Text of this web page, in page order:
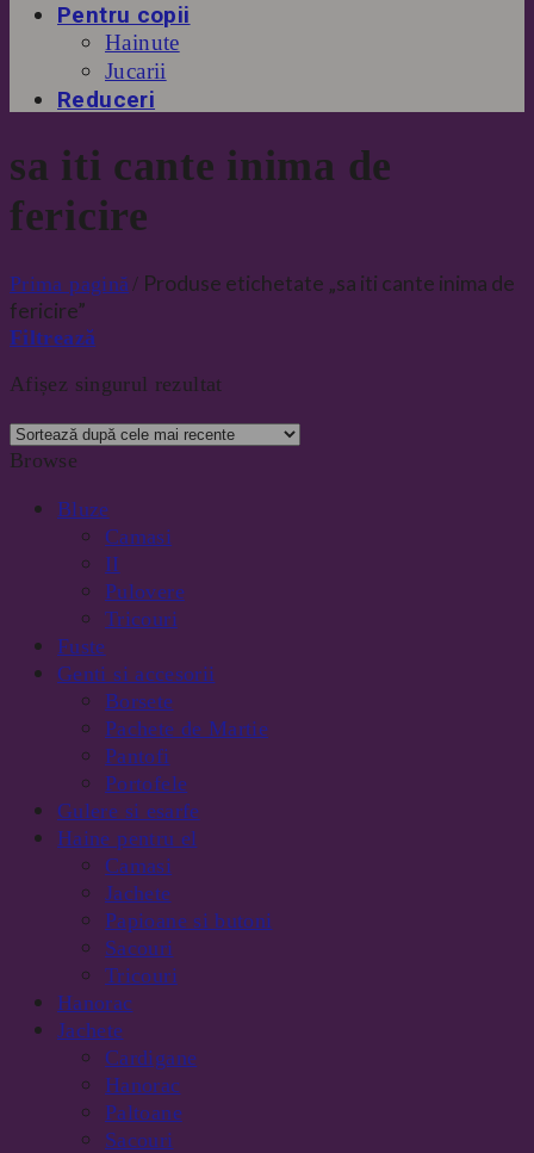
Pentru copii
Hainute
Jucarii
Reduceri
sa iti cante inima de
fericire
Prima pagină/ Produse etichetate „sa iti cante inima de
fericire”
Filtrează
Afișez singurul rezultat
Browse
Bluze
Camasi
II
Pulovere
Tricouri
Fuste
Genti si accesorii
Borsete
Pachete de Martie
Pantofi
Portofele
Gulere si esarfe
Haine pentru el
Camasi
Jachete
Papioane si butoni
Sacouri
Tricouri
Hanorac
Jachete
Cardigane
Hanorac
Paltoane
Sacouri